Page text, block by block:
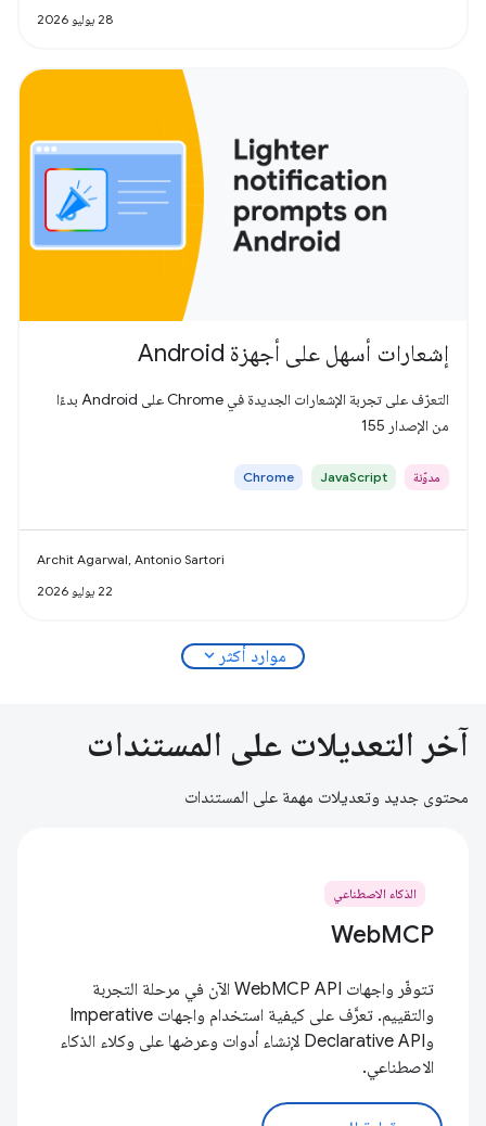
28 يوليو 2026
إشعارات أسهل على أجهزة Android
التعرّف على تجربة الإشعارات الجديدة في Chrome على Android بدءًا
من الإصدار 155
مدوّنة JavaScript
Chrome
Archit Agarwal, Antonio Sartori
22 يوليو 2026
موارد أكثر expand_more
آخر التعديلات على المستندات
محتوى جديد وتعديلات مهمة على المستندات
الذكاء الاصطناعي
WebMCP
تتوفّر واجهات WebMCP API الآن في مرحلة التجربة
والتقييم. تعرَّف على كيفية استخدام واجهات Imperative
وDeclarative API لإنشاء أدوات وعرضها على وكلاء الذكاء
الاصطناعي.